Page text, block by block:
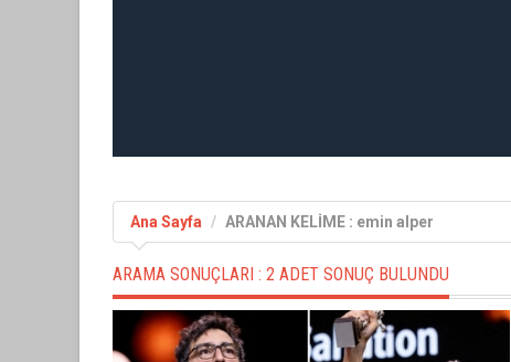
Ana Sayfa ARANAN KELİME : emin alper
ARAMA SONUÇLARI : 2 ADET SONUÇ BULUNDU